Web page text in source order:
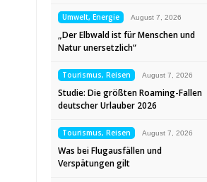
Umwelt, Energie August 7, 2026
„Der Elbwald ist für Menschen und
Natur unersetzlich“
Tourismus, Reisen August 7, 2026
Studie: Die größten Roaming-Fallen
deutscher Urlauber 2026
Tourismus, Reisen August 7, 2026
Was bei Flugausfällen und
Verspätungen gilt